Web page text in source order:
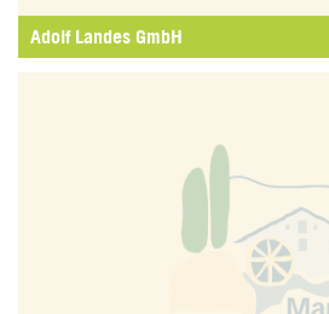
Adolf Landes GmbH